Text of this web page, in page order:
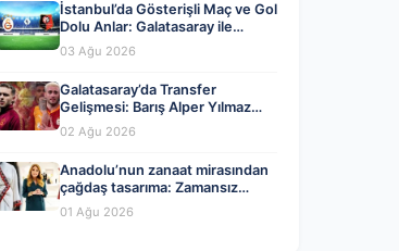
İstanbul’da Gösterişli Maç ve Gol
Dolu Anlar: Galatasaray ile
Rennes Berabere Kaldı
03 Ağu 2026
Galatasaray’da Transfer
Gelişmesi: Barış Alper Yılmaz
Ayrılığı mı Yaklaşıyor?
02 Ağu 2026
Anadolu’nun zanaat mirasından
çağdaş tasarıma: Zamansız
tasarımın kodlarına yolculuk
01 Ağu 2026